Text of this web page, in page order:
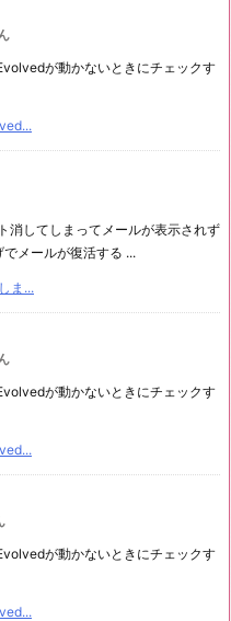
が動かないときにチェックす
消してしまってメールが表示されず
メールが復活する ...
ま...
が動かないときにチェックす
が動かないときにチェックす